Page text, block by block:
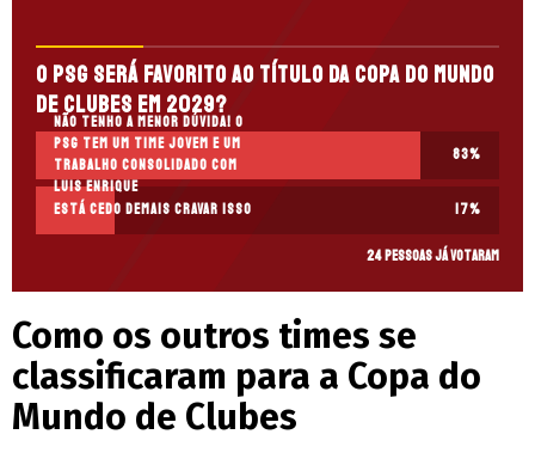
O PSG será favorito ao título da Copa do Mundo
de Clubes em 2029?
Não tenho a menor dúvida! O
PSG tem um time jovem e um
trabalho consolidado com
Luis Enrique
83%
Está cedo demais cravar isso 17%
24 pessoas já votaram
Como os outros times se
classificaram para a Copa do
Mundo de Clubes